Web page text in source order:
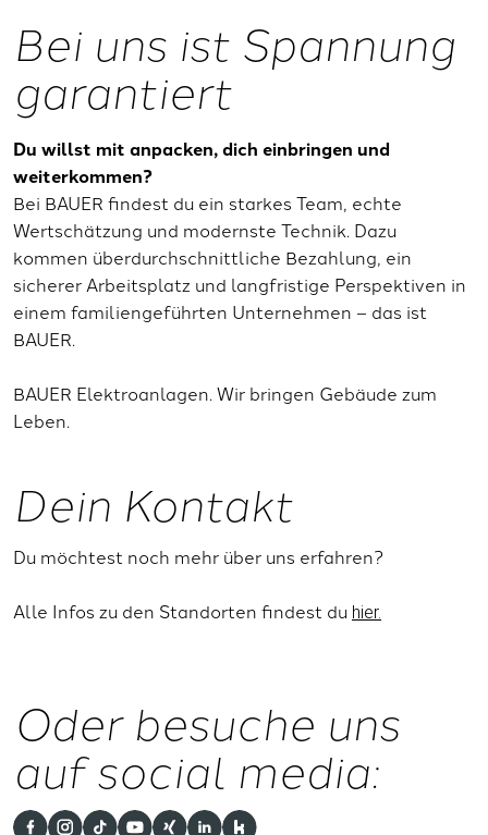
Bei uns ist Spannung
garantiert
Du willst mit anpacken, dich einbringen und
weiterkommen?
Bei BAUER findest du ein starkes Team, echte
Wertschätzung und modernste Technik. Dazu
kommen überdurchschnittliche Bezahlung, ein
sicherer Arbeitsplatz und langfristige Perspektiven in
einem familiengeführten Unternehmen – das ist
BAUER.
BAUER Elektroanlagen. Wir bringen Gebäude zum
Leben.
Dein Kontakt
Du möchtest noch mehr über uns erfahren?
Alle Infos zu den Standorten findest du hier.
Oder besuche uns
auf social media: